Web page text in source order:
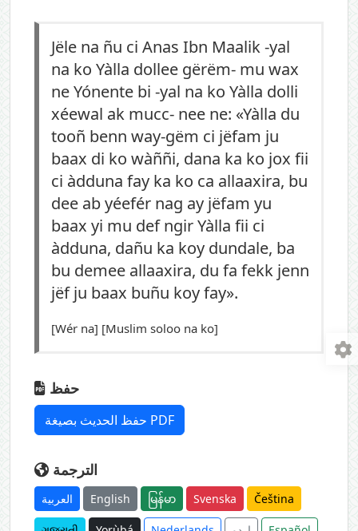
Jële na ñu ci Anas Ibn Maalik -yal
na ko Yàlla dollee gërëm- mu wax
ne Yónente bi -yal na ko Yàlla dolli
xéewal ak mucc- nee ne: «Yàlla du
tooñ benn way-gëm ci jëfam ju
baax di ko wàññi, dana ka ko jox fii
ci àdduna fay ka ko ca allaaxira, bu
dee ab yéefér nag ay jëfam yu
baax yi mu def ngir Yàlla fii ci
àdduna, dañu ka koy dundale, ba
bu demee allaaxira, du fa fekk jenn
jëf ju baax buñu koy fay».
[Wér na] [Muslim soloo na ko]
حفظ
حفظ الحديث بصيغة PDF
الترجمة
العربية English မြန်မာ Svenska Čeština